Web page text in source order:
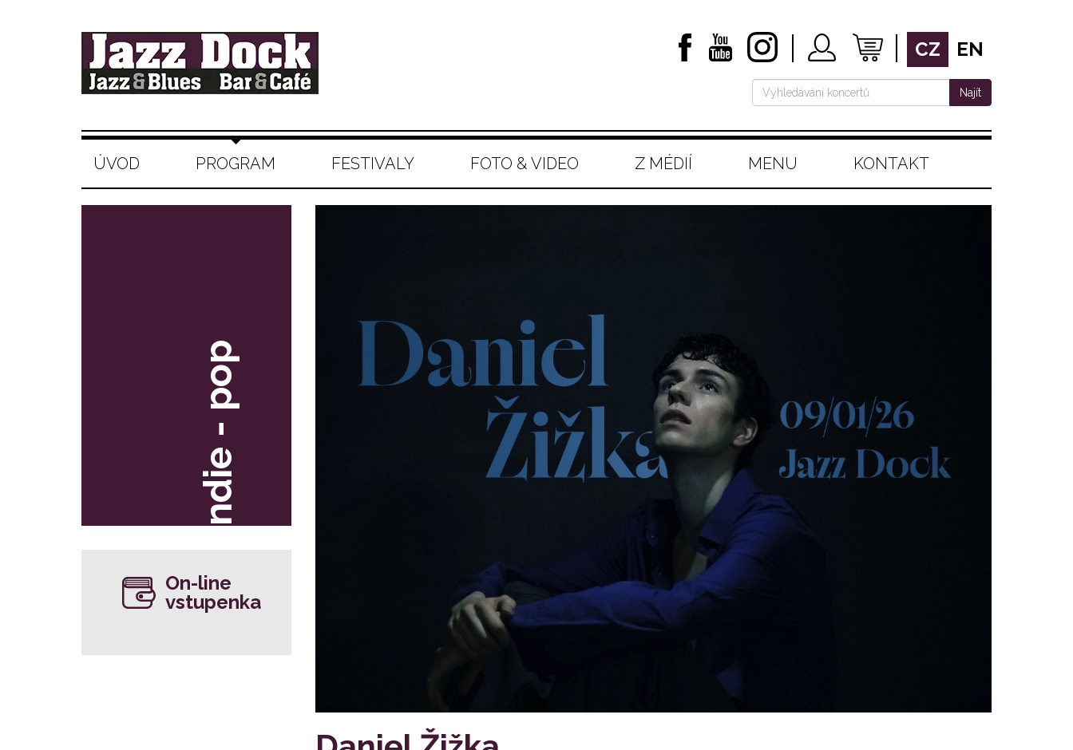
CZ EN
Najít
ÚVOD PROGRAM FESTIVALY FOTO & VIDEO Z MÉDIÍ MENU KONTAKT
indie - pop
On-line
vstupenka